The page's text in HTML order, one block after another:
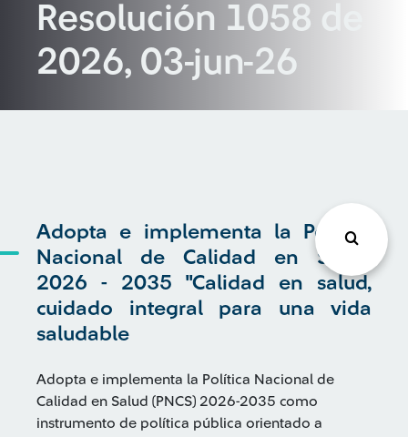
Resolución 1058 de
2026, 03-jun-26
Adopta e implementa la Política
Nacional de Calidad en Salud
2026 - 2035 "Calidad en salud,
cuidado integral para una vida
saludable
Adopta e implementa la Política Nacional de
Calidad en Salud (PNCS) 2026-2035 como
instrumento de política pública orientado a